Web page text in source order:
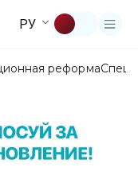
РУ
реформа